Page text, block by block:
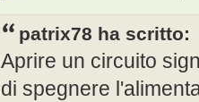
patrix78 ha scritto:
Aprire un circuito
di spegnere